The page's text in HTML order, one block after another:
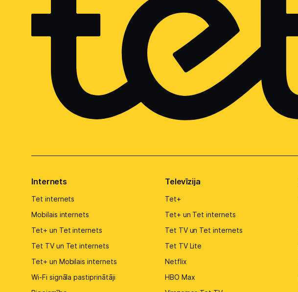
Internets
Tet internets
Mobilais internets
Tet+ un Tet internets
Tet TV un Tet internets
Tet+ un Mobilais internets
Wi-Fi signāla pastiprinātāji
Televīzija
Tet+
Tet+ un Tet internets
Tet TV un Tet internets
Tet TV Lite
Netflix
HBO Max